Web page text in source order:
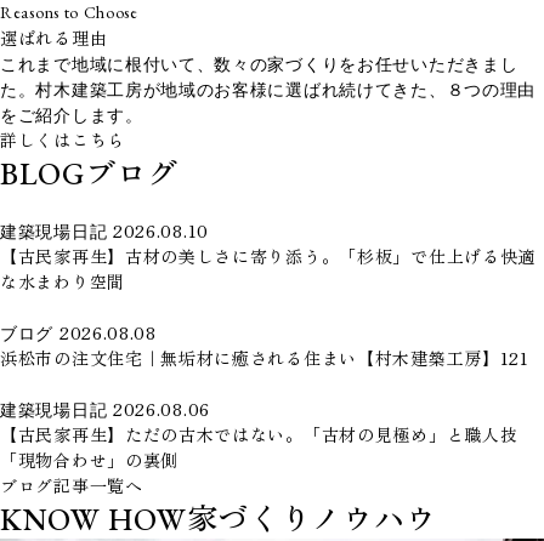
Reasons to Choose
選ばれる理由
これまで地域に根付いて、数々の家づくりをお任せいただきまし
た。村木建築工房が地域のお客様に選ばれ続けてきた、８つの理由
をご紹介します。
詳しくはこちら
BLOGブログ
建築現場日記 2026.08.10
【古民家再生】古材の美しさに寄り添う。「杉板」で仕上げる快適
な水まわり空間
ブログ 2026.08.08
浜松市の注文住宅｜無垢材に癒される住まい【村木建築工房】121
建築現場日記 2026.08.06
【古民家再生】ただの古木ではない。「古材の見極め」と職人技
「現物合わせ」の裏側
ブログ記事一覧へ
KNOW HOW家づくりノウハウ